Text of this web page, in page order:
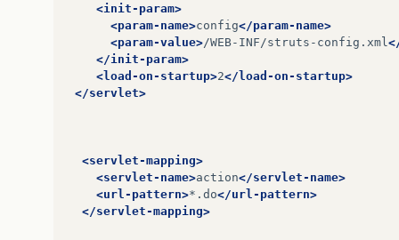
<init-param>
<param-name>config</param-name>
<param-value>/WEB-INF/struts-config.xml
</init-param>
<load-on-startup>2</load-on-startup>
</servlet>
<servlet-mapping>
<servlet-name>action</servlet-name>
<url-pattern>*.do</url-pattern>
</servlet-mapping>